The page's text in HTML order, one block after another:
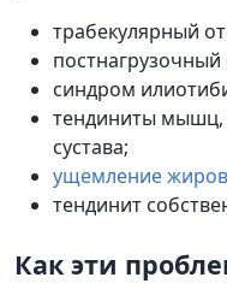
трабекулярный
постнагрузочный
синдром
тендиниты мышц,
сустава;
ущемление
тендинит
Как эти